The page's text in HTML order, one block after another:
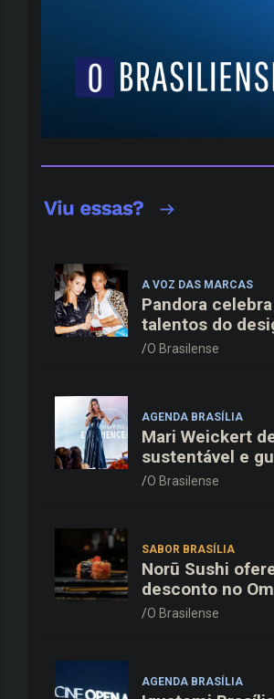
A VOZ DAS MARCAS
Pandora
talentos do
dinamarquês em
O Brasilense
AGENDA BRASÍLIA
Mari Weickert
sustentável e
inteligente no
O Brasilense
SABOR BRASÍLIA
Norū Sushi
desconto no
cortesia
O Brasilense
AGENDA BRASÍLIA